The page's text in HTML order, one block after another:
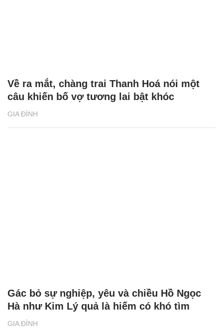
GIA ĐÌNH
Về ra mắt, chàng trai Thanh Hoá nói một
câu khiến bố vợ tương lai bật khóc
GIA ĐÌNH
Gác bỏ sự nghiệp, yêu và chiều Hồ Ngọc
Hà như Kim Lý quả là hiếm có khó tìm